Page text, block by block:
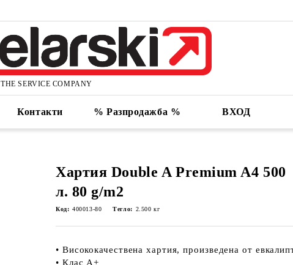
THE SERVICE COMPANY
Контакти % Разпродажба % ВХОД
Хартия Double A Premium A4 500
л. 80 g/m2
Код: 400013-80 Тегло: 2.500 кг
• Висококачествена хартия, произведена от
• Клас A+